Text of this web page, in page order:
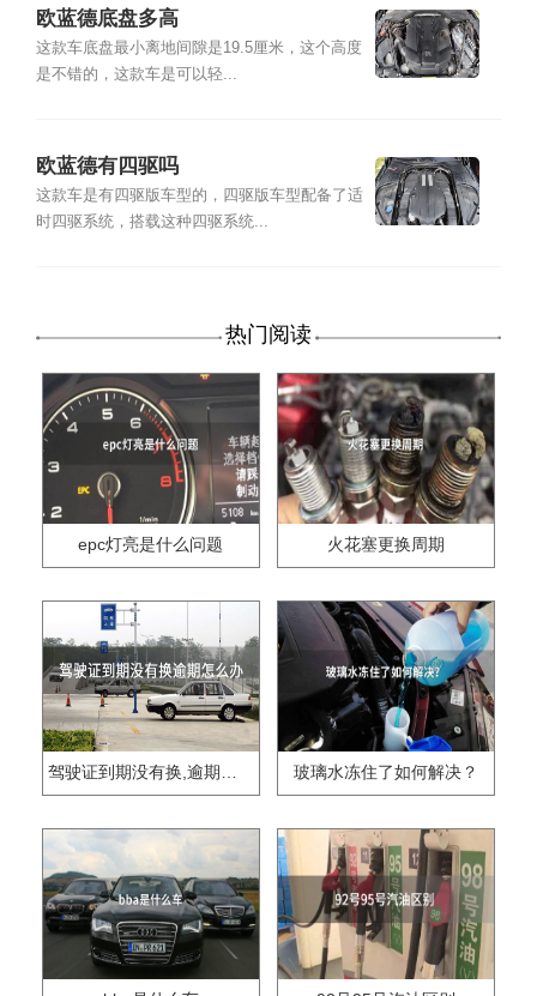
欧蓝德底盘多高
这款车底盘最小离地间隙是19.5厘米，这个高度
是不错的，这款车是可以轻...
欧蓝德有四驱吗
这款车是有四驱版车型的，四驱版车型配备了适
时四驱系统，搭载这种四驱系统...
热门阅读
epc灯亮是什么问题 火花塞更换周期
驾驶证到期没有换,逾期怎么办?? 玻璃水冻住了如何解决？